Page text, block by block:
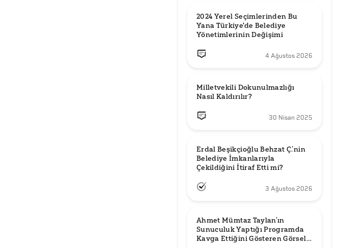
2024 Yerel Seçimlerinden Bu
Yana Türkiye'de Belediye
Yönetimlerinin Değişimi
4 Ağustos 2026
Milletvekili Dokunulmazlığı
Nasıl Kaldırılır?
30 Nisan 2025
Erdal Beşikçioğlu Behzat Ç.’nin
Belediye İmkanlarıyla
3 Ağustos 2026
Ahmet Mümtaz Taylan’ın
Sunuculuk Yaptığı Programda
Kavga Ettiğini Gösteren Görsel